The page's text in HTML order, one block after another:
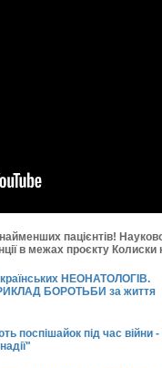
пацієнтів!
в межах проєкту Колиски
НЕОНАТОЛОГІВ.
БОРОТЬБИ за життя
поспішайок під час війни -